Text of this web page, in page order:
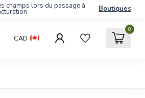
champs lors du passage à Boutiques
CAD
0